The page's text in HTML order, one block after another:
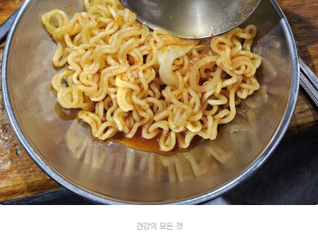
건강의 모든 것